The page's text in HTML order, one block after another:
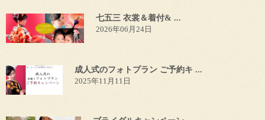
七五三 衣裳＆着付& ...
2026年06月24日
成人式のフォトプラン ご予約キ ...
2025年11月11日